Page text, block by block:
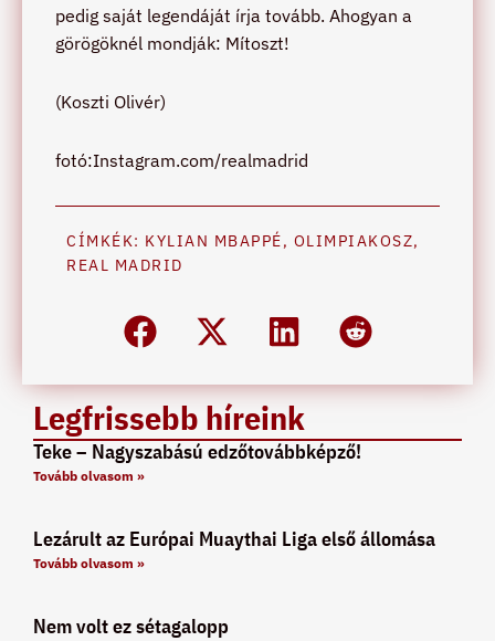
Legfrissebb híreink
Teke – Nagyszabású edzőtovábbképző!
Tovább olvasom »
Lezárult az Európai Muaythai Liga első állomása
Tovább olvasom »
Nem volt ez sétagalopp
pedig saját legendáját írja tovább. Ahogyan a
görögöknél mondják: Mítoszt!
(Koszti Olivér)
fotó:Instagram.com/realmadrid
CÍMKÉK: KYLIAN MBAPPÉ, OLIMPIAKOSZ,
REAL MADRID